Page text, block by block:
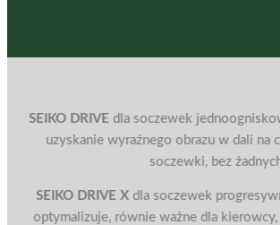
SEIKO DRIVE dla soczewek
uzyskanie wyraźnego obrazu w dali na
soczewki, bez
SEIKO DRIVE X dla soczewek
optymalizuje, równie ważne dla